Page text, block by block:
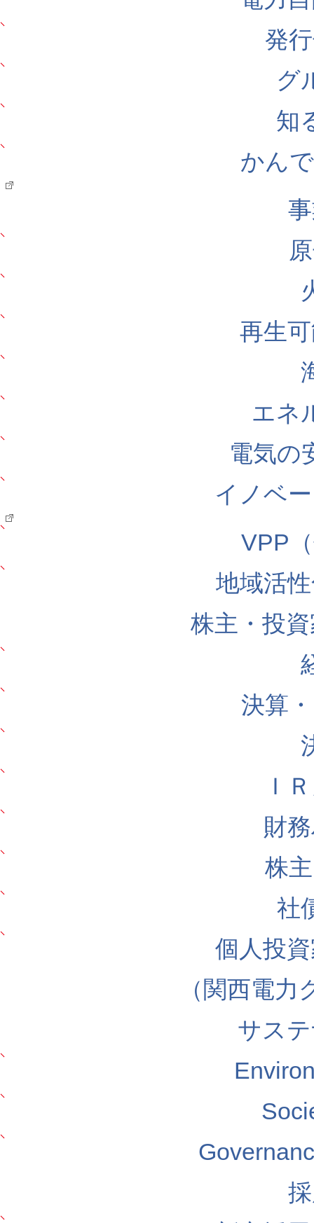
発
グ
知
かん
再生
エネ
電気の
イノベ
VPP
地域活
株主・投
決算
Ｉ
財
株
社
個人投
（関西電
サス